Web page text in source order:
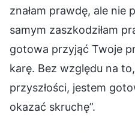
znałam prawdę, ale nie
samym zaszkodziłam
gotowa przyjąć Twoje
karę. Bez względu na
przyszłości, jestem
okazać skruchę”.